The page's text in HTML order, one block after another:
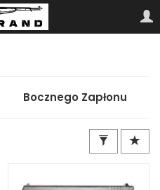
Bocznego Zapłonu